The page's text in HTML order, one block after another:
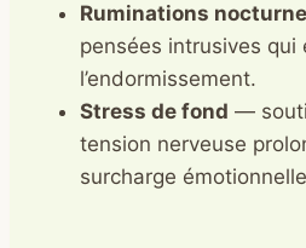
Ruminations
pensées intrusives qui
l’endormissement.
Stress de fond —
tension nerveuse
surcharge